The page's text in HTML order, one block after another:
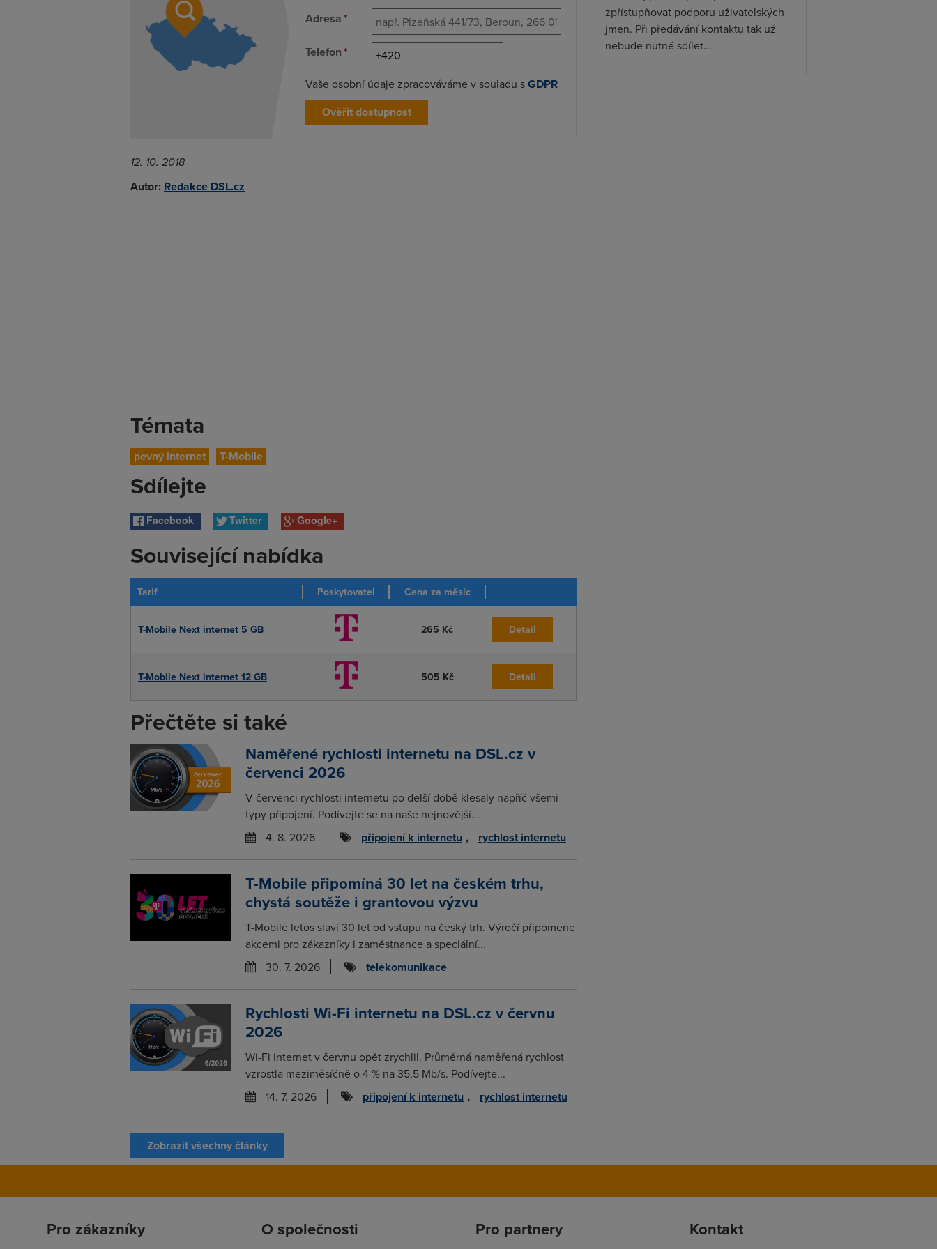
Adresa*
Telefon*
Vaše osobní údaje zpracováváme v souladu sGDPR
Ověřit dostupnost
12. 10. 2018
Autor: Redakce DSL.cz
Témata
pevný internet T-Mobile
Sdílejte
Facebook Twitter Google+
Související nabídka
Tarif Poskytovatel Cena za měsíc
T-Mobile Next internet 5 GB 265 Kč Detail
T-Mobile Next internet 12 GB 505 Kč Detail
Přečtěte si také
Naměřené rychlosti internetu na DSL.cz v
červenci 2026
V červenci rychlosti internetu po delší době klesaly napříč všemi
typy připojení. Podívejte se na naše nejnovější...
4. 8. 2026
připojení k internetu , rychlost internetu
T-Mobile připomíná 30 let na českém trhu,
chystá soutěže i grantovou výzvu
T-Mobile letos slaví 30 let od vstupu na český trh. Výročí připomene
akcemi pro zákazníky i zaměstnance a speciální...
30. 7. 2026
telekomunikace
Rychlosti Wi-Fi internetu na DSL.cz v červnu
2026
Wi-Fi internet v červnu opět zrychlil. Průměrná naměřená rychlost
vzrostla meziměsíčně o 4 % na 35,5 Mb/s. Podívejte...
14. 7. 2026
připojení k internetu , rychlost internetu
Zobrazit všechny články
zpřístupňovat podporu uživatelských
jmen. Při předávání kontaktu tak už
nebude nutné sdílet...
Pro zákazníky O společnosti Pro partnery Kontakt